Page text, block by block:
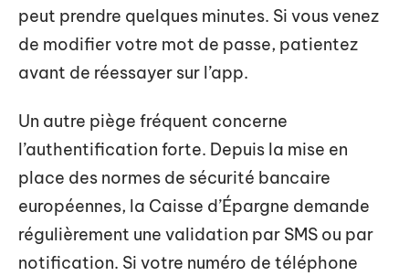
peut prendre quelques minutes. Si vous venez
de modifier votre mot de passe, patientez
avant de réessayer sur l’app.
Un autre piège fréquent concerne
l’authentification forte. Depuis la mise en
place des normes de sécurité bancaire
européennes, la Caisse d’Épargne demande
régulièrement une validation par SMS ou par
notification. Si votre numéro de téléphone